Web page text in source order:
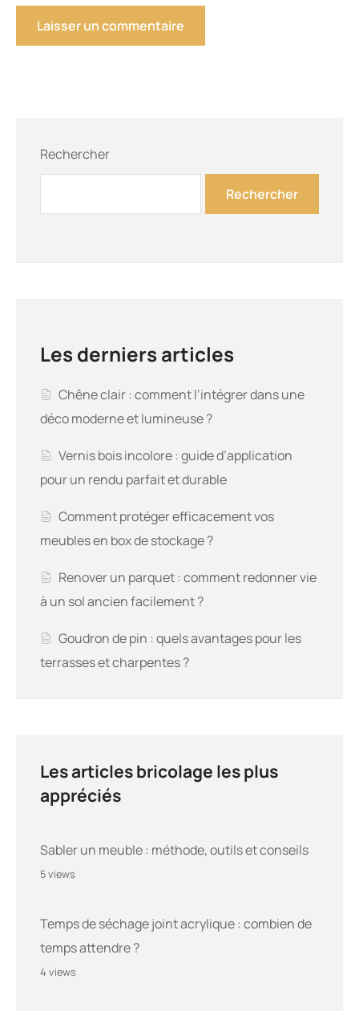
Rechercher
Rechercher
Les derniers articles
Chêne clair : comment l’intégrer dans une
déco moderne et lumineuse ?
Vernis bois incolore : guide d’application
pour un rendu parfait et durable
Comment protéger efficacement vos
meubles en box de stockage ?
Renover un parquet : comment redonner vie
à un sol ancien facilement ?
Goudron de pin : quels avantages pour les
terrasses et charpentes ?
Les articles bricolage les plus
appréciés
Sabler un meuble : méthode, outils et conseils
5 views
Temps de séchage joint acrylique : combien de
temps attendre ?
4 views